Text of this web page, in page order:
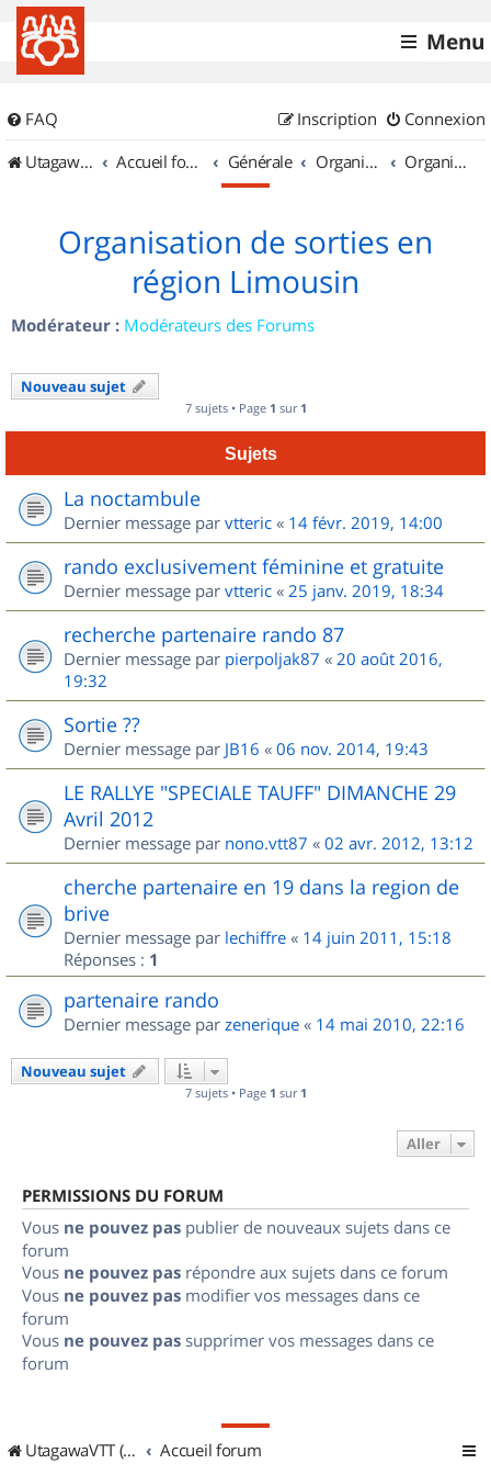
Menu
FAQ Connexion
Inscription
UtagawaVTT (Randos VTT et VTTAE avec traces GPS)
Accueil forum Générale Organisation de sorties & Recherche de partenaires Organisation de sorties en région Limousin
Organisation de sorties en
région Limousin
Modérateur : Modérateurs des Forums
Nouveau sujet
7 sujets • Page 1 sur 1
Sujets
La noctambule
Dernier message par vtteric « 14 févr. 2019, 14:00
rando exclusivement féminine et gratuite
Dernier message par vtteric « 25 janv. 2019, 18:34
recherche partenaire rando 87
Dernier message par pierpoljak87 « 20 août 2016,
19:32
Sortie ??
Dernier message par JB16 « 06 nov. 2014, 19:43
LE RALLYE "SPECIALE TAUFF" DIMANCHE 29
Avril 2012
Dernier message par nono.vtt87 « 02 avr. 2012, 13:12
cherche partenaire en 19 dans la region de
brive
Dernier message par lechiffre « 14 juin 2011, 15:18
Réponses : 1
partenaire rando
Dernier message par zenerique « 14 mai 2010, 22:16
Nouveau sujet
7 sujets • Page 1 sur 1
Aller
PERMISSIONS DU FORUM
Vous ne pouvez pas publier de nouveaux sujets dans ce
forum
Vous ne pouvez pas répondre aux sujets dans ce forum
Vous ne pouvez pas modifier vos messages dans ce
forum
Vous ne pouvez pas supprimer vos messages dans ce
forum
UtagawaVTT (Randos VTT et VTTAE avec traces GPS) Accueil forum